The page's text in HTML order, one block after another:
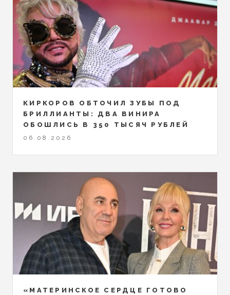
КИРКОРОВ ОБТОЧИЛ ЗУБЫ ПОД
БРИЛЛИАНТЫ: ДВА ВИНИРА
ОБОШЛИСЬ В 350 ТЫСЯЧ РУБЛЕЙ
06.08.2026
«МАТЕРИНСКОЕ СЕРДЦЕ ГОТОВО